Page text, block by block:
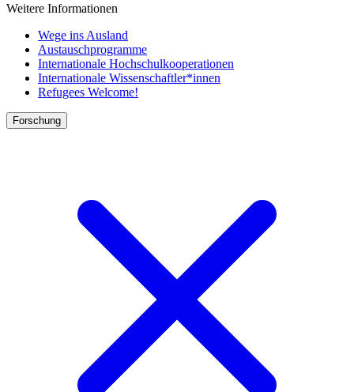
Weitere Informationen
Wege ins Ausland
Austauschprogramme
Internationale Hochschulkooperationen
Internationale Wissenschaftler*innen
Refugees Welcome!
Forschung